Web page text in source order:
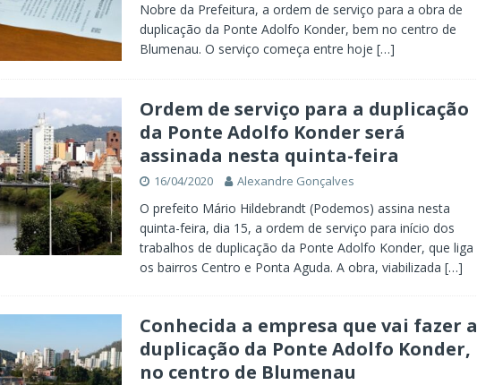
Nobre da Prefeitura, a ordem de serviço para a obra de
duplicação da Ponte Adolfo Konder, bem no centro de
Blumenau. O serviço começa entre hoje […]
Ordem de serviço para a duplicação
da Ponte Adolfo Konder será
assinada nesta quinta-feira
16/04/2020 Alexandre Gonçalves
O prefeito Mário Hildebrandt (Podemos) assina nesta
quinta-feira, dia 15, a ordem de serviço para início dos
trabalhos de duplicação da Ponte Adolfo Konder, que liga
os bairros Centro e Ponta Aguda. A obra, viabilizada […]
Conhecida a empresa que vai fazer a
duplicação da Ponte Adolfo Konder,
no centro de Blumenau